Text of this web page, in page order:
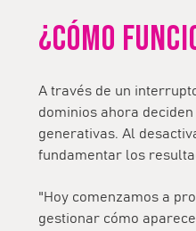
¿CÓMO
A través de un
dominios ahora
generativas. Al
fundamentar los
"Hoy comenzamos a
gestionar cómo